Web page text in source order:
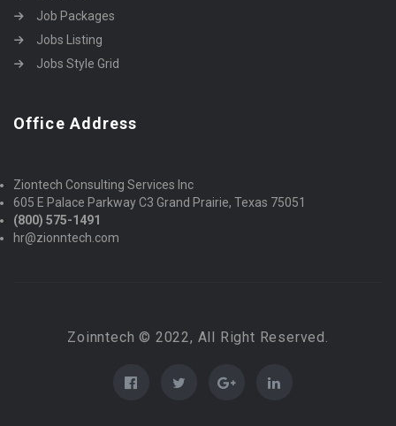
Job Packages
Jobs Listing
Jobs Style Grid
Office Address
Ziontech Consulting Services Inc
605 E Palace Parkway C3 Grand Prairie, Texas 75051
(800) 575-1491
hr@zionntech.com
Zoinntech © 2022, All Right Reserved.